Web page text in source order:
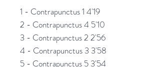
1 - Contrapunctus 1 4'19
2 - Contrapunctus 4 5'10
3 - Contrapunctus 2 2'56
4 - Contrapunctus 3 3'58
5 - Contrapunctus 5 3'54